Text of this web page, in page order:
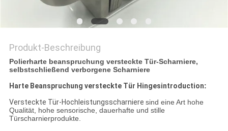
Produkt-Beschreibung
Polierharte beanspruchung versteckte Tür-Scharniere,
selbstschließend verborgene Scharniere
Harte Beanspruchung versteckte Tür Hingesintroduction:
Versteckte Tür-Hochleistungsscharniere sind eine Art hohe
Qualität, hohe sensorische, dauerhafte und stille
Türscharnierprodukte.